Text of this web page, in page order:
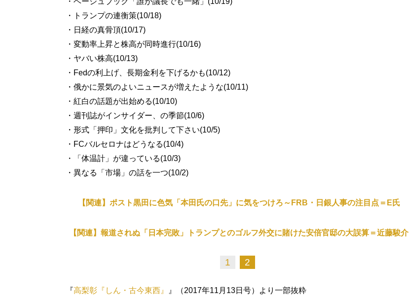
・トランプの連衡策(10/18)
・日経の真骨頂(10/17)
・変動率上昇と株高が同時進行(10/16)
・ヤバい株高(10/13)
・Fedの利上げ、長期金利を下げるかも(10/12)
・俄かに景気のよいニュースが増えたような(10/11)
・紅白の話題が出始める(10/10)
・週刊誌がインサイダー、の季節(10/6)
・形式「押印」文化を批判して下さい(10/5)
・FCバルセロナはどうなる(10/4)
・「体温計」が違っている(10/3)
・異なる「市場」の話を一つ(10/2)
【関連】ポスト黒田に色気「本田氏の口先」に気をつけろ～FRB・日銀人事の注目点＝E氏
【関連】報道されぬ「日本完敗」トランプとのゴルフ外交に賭けた安倍官邸の大誤算＝近藤駿介
1 2
『高梨彰『しん・古今東西』
』（2017年11月13日号）より一部抜粋